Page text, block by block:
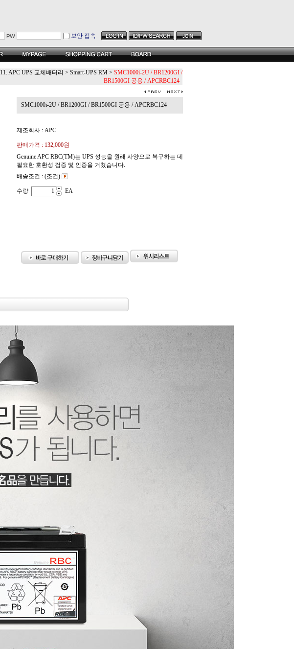
보안 접속
11. APC UPS 교체배터리 > Smart-UPS RM > SMC1000i-2U / BR1200GI /
BR1500GI 공용 / APCRBC124
SMC1000i-2U / BR1200GI / BR1500GI 공용 / APCRBC124
제조회사 : APC
판매가격 : 132,000원
Genuine APC RBC(TM)는 UPS 성능을 원래 사양으로 복구하는 데
필요한 호환성 검증 및 인증을 거쳤습니다.
배송조건 : (조건)
수량 EA